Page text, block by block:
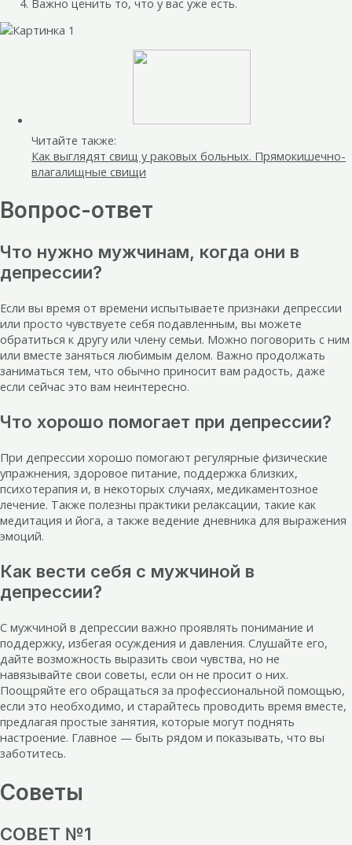
Читайте также:
Как выглядят свищ у раковых больных. Прямокишечно-
влагалищные свищи
Вопрос-ответ
Что нужно мужчинам, когда они в
депрессии?
Если вы время от времени испытываете признаки депрессии
или просто чувствуете себя подавленным, вы можете
обратиться к другу или члену семьи. Можно поговорить с ним
или вместе заняться любимым делом. Важно продолжать
заниматься тем, что обычно приносит вам радость, даже
если сейчас это вам неинтересно.
Что хорошо помогает при депрессии?
При депрессии хорошо помогают регулярные физические
упражнения, здоровое питание, поддержка близких,
психотерапия и, в некоторых случаях, медикаментозное
лечение. Также полезны практики релаксации, такие как
медитация и йога, а также ведение дневника для выражения
эмоций.
Как вести себя с мужчиной в
депрессии?
С мужчиной в депрессии важно проявлять понимание и
поддержку, избегая осуждения и давления. Слушайте его,
дайте возможность выразить свои чувства, но не
навязывайте свои советы, если он не просит о них.
Поощряйте его обращаться за профессиональной помощью,
если это необходимо, и старайтесь проводить время вместе,
предлагая простые занятия, которые могут поднять
настроение. Главное — быть рядом и показывать, что вы
заботитесь.
Советы
СОВЕТ №1